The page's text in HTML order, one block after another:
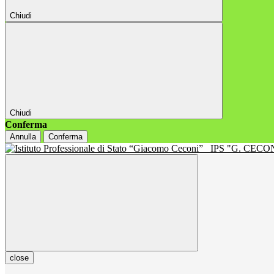
Chiudi
Chiudi
Conferma
Annulla Conferma
IPS "G.
close